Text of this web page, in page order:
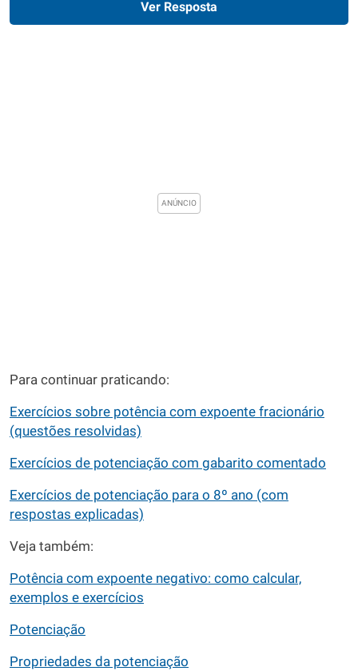
Ver Resposta
Para continuar praticando:
Exercícios sobre potência com expoente fracionário
(questões resolvidas)
Exercícios de potenciação com gabarito comentado
Exercícios de potenciação para o 8º ano (com
respostas explicadas)
Veja também:
Potência com expoente negativo: como calcular,
exemplos e exercícios
Potenciação
Propriedades da potenciação